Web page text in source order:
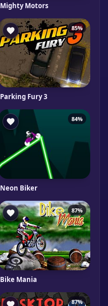
Mighty Motors
85%
Parking Fury 3
84%
Neon Biker
87%
Bike Mania
87%